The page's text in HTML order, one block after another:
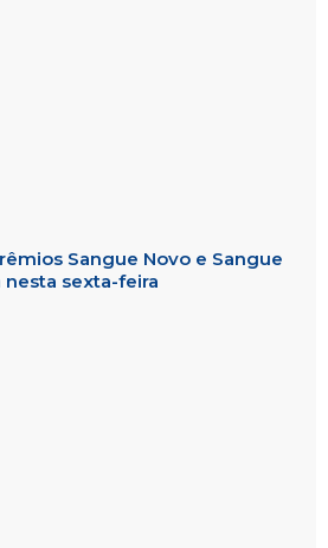
Sangue Novo e Sangue
sexta-feira